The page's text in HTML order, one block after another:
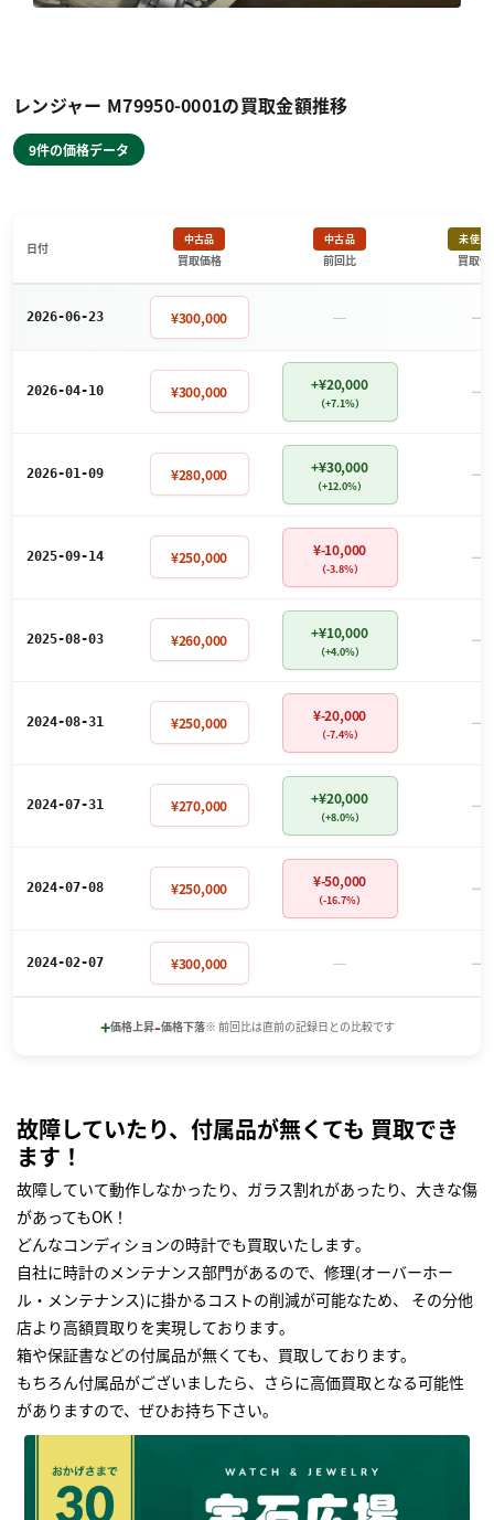
レンジャー M79950-0001の買取金額推移
9件の価格データ
日付
中古品
買取価格
中古品
前回比
未使用
買取価
2026-06-23 ¥300,000 － －
2026-04-10 ¥300,000 +¥20,000
（+7.1%） －
2026-01-09 ¥280,000 +¥30,000
（+12.0%） －
2025-09-14 ¥250,000 ¥-10,000
（-3.8%） －
2025-08-03 ¥260,000 +¥10,000
（+4.0%） －
2024-08-31 ¥250,000 ¥-20,000
（-7.4%） －
2024-07-31 ¥270,000 +¥20,000
（+8.0%） －
2024-07-08 ¥250,000 ¥-50,000
（-16.7%） －
2024-02-07 ¥300,000 － －
+価格上昇-価格下落※ 前回比は直前の記録日との比較です
故障していたり、付属品が無くても 買取でき
ます！
故障していて動作しなかったり、ガラス割れがあったり、大きな傷
があってもOK！
どんなコンディションの時計でも買取いたします｡
自社に時計のメンテナンス部門があるので、修理(オーバーホー
ル・メンテナンス)に掛かるコストの削減が可能なため、 その分他
店より高額買取りを実現しております｡
箱や保証書などの付属品が無くても、買取しております。
もちろん付属品がございましたら、さらに高価買取となる可能性
がありますので、ぜひお持ち下さい｡